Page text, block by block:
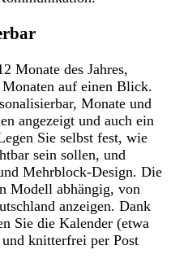
Monate des Jahres,
auf einen Blick.
Monate und
angezeigt und auch ein
Sie selbst fest, wie
sein sollen, und
Mehrblock-Design. Die
Modell abhängig, von
anzeigen. Dank
Sie die Kalender (etwa
knitterfrei per Post